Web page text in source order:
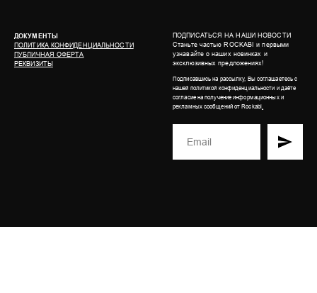
ДОКУМЕНТЫ
ПОЛИТИКА КОНФИДЕНЦИАЛЬНОСТИ
ПУБЛИЧНАЯ ОФЕРТА
РЕКВИЗИТЫ
ПОДПИСАТЬСЯ НА НАШИ НОВОСТИ
Станьте частью ROCKABI и первыми
узнавайте о наших новинках и
эксклюзивных предложениях!
Подписавшись на рассылку, Вы соглашаетесь с
нашей политикой конфиденциальности и даёте
согласие на получение информационных и
рекламных сообщений от Rockabi